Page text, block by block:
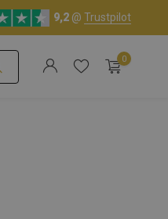
9,2 @ Trustpilot
0